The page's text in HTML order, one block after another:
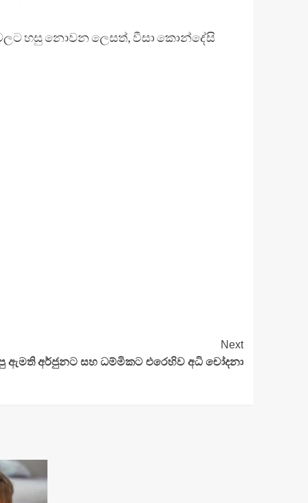
වලට හසු නොවන ලෙසත්, වීසා කොන්දේසි
Next
ඇමති අර්ජුනට සහ ධම්මිකට එරෙහිව අධි චෝදනා